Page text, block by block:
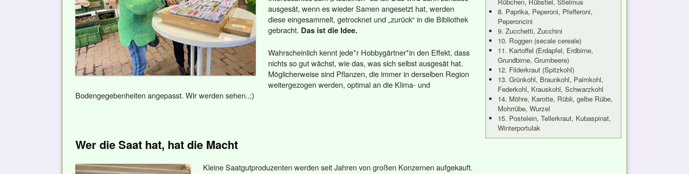
ausgesät, wenn es wieder Samen angesetzt hat, werden
diese eingesammelt, getrocknet und „zurück“ in die Bibliothek
gebracht. Das ist die Idee.
Wahrscheinlich kennt jede*r Hobbygärtner*in den Effekt, dass
nichts so gut wächst, wie das, was sich selbst ausgesät hat.
Möglicherweise sind Pflanzen, die immer in derselben Region
weitergezogen werden, optimal an die Klima- und
Bodengegebenheiten angepasst. Wir werden sehen..;)
Wer die Saat hat, hat die Macht
Kleine Saatgutproduzenten werden seit Jahren von großen Konzernen aufgekauft.
8. Paprika, Peperoni, Pfefferoni,
Peperoncini
9. Zucchetti, Zucchini
10. Roggen (secale cereale)
11. Kartoffel (Erdapfel, Erdbirne,
Grundbirne, Grumbeere)
12. Filderkraut (Spitzkohl)
13. Grünkohl, Braunkohl, Palmkohl,
Federkohl, Krauskohl, Schwarzkohl
14. Möhre, Karotte, Rübli, gelbe Rübe,
Mohrrübe, Wurzel
15. Postelein, Tellerkraut, Kubaspinat,
Winterportulak